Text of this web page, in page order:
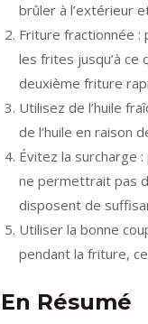
brûler à l’extérieur
Friture fractionnée
les frites jusqu’à ce
deuxième friture
Utilisez de l’huile
de l’huile en raison
Évitez la surcharge
ne permettrait pas
disposent de
Utiliser la bonne
pendant la friture,
En Résumé